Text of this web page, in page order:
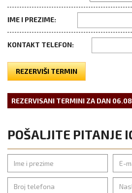
IME I PREZIME:
KONTAKT TELEFON:
REZERVIŠI TERMIN
REZERVISANI TERMINI ZA DAN
POŠALJITE PITANJE